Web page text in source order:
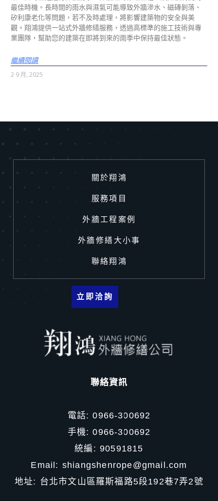
最佳時機。長時間的雨水與濕氣可能導致外牆滲水、磁磚剝落、
矽利康老化等問題，若不及時處理，將影響建築物的安全與美
觀。翔鴻提供一站式外牆修繕服務，透過高標準的施工技術與專
業團隊，幫助您的建築在即將到來的雨季中保持最佳狀態。
繼續閱讀
2 9 月, 2025
關於翔鴻
服務項目
外牆工程案例
外牆修繕大小事
聯絡翔鴻
立即洽詢
聯絡資訊
電話: 0966-300692
手機: 0966-300692
統編: 90591815
Email: shiangshenrope@gmail.com
地址: 台北市文山區羅斯福路5段192巷7弄2號